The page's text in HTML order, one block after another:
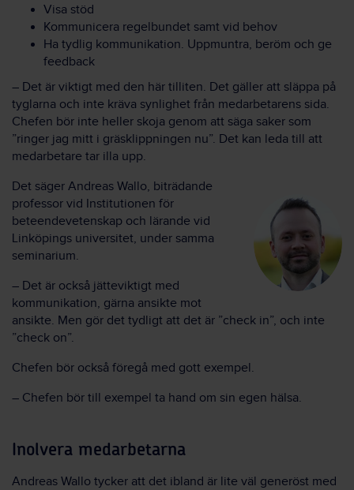
Visa stöd
Kommunicera regelbundet samt vid behov
Ha tydlig kommunikation. Uppmuntra, beröm och ge
feedback
– Det är viktigt med den här tilliten. Det gäller att släppa på
tyglarna och inte kräva synlighet från medarbetarens sida.
Chefen bör inte heller skoja genom att säga saker som
”ringer jag mitt i gräsklippningen nu”. Det kan leda till att
medarbetare tar illa upp.
Det säger Andreas Wallo, biträdande
professor vid Institutionen för
beteendevetenskap och lärande vid
Linköpings universitet, under samma
seminarium.
– Det är också jätteviktigt med
kommunikation, gärna ansikte mot
ansikte. Men gör det tydligt att det är ”check in”, och inte
”check on”.
Chefen bör också föregå med gott exempel.
– Chefen bör till exempel ta hand om sin egen hälsa.
Inolvera medarbetarna
Andreas Wallo tycker att det ibland är lite väl generöst med